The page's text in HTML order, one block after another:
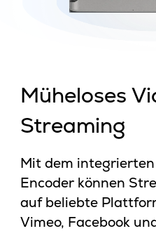
Müheloses
Streaming
Mit dem
Encoder können
auf beliebte
Vimeo, Facebook